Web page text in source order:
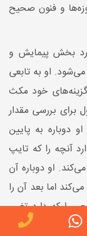
و فنون صحیح
بخش پیمایش و
او به تابعی
گزینه‌های خود مکث
برای بررسی مقدار
دوباره به پایین
آنچه را که تایپ
او دوباره آن
اما بعد آن را
را که دارد تغییر
صدا زده شده است.